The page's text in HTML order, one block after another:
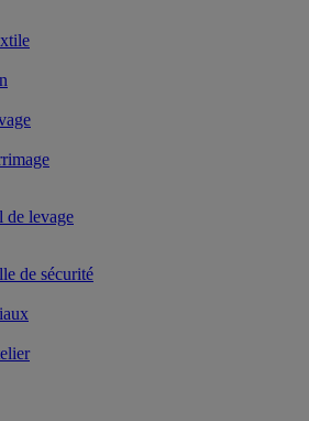
de levage
de sécurité